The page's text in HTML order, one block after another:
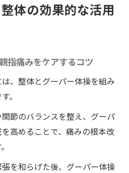
体の効果的な活用
指痛みをケアするコツ
、整体とグーパー体操を組み
。
節のバランスを整え、グーパ
高めることで、痛みの根本改
を和らげた後、グーパー体操